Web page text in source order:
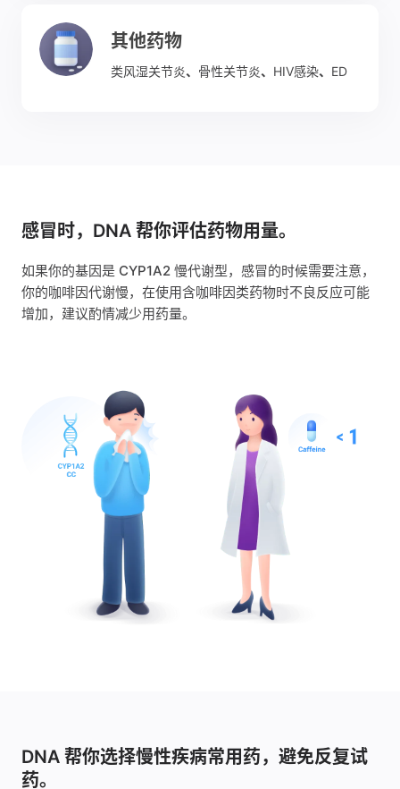
其他药物
类风湿关节炎、 骨性关节炎、 HIV感染、 ED
感冒时，DNA 帮你评估药物用量。
如果你的基因是 CYP1A2 慢代谢型，感冒的时候需要注意，
你的咖啡因代谢慢，在使用含咖啡因类药物时不良反应可能
增加，建议酌情减少用药量。
DNA 帮你选择慢性疾病常用药，避免反复试
药。